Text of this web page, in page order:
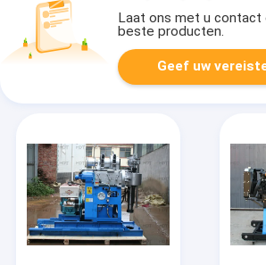
Laat ons met u
beste producten.
Geef uw